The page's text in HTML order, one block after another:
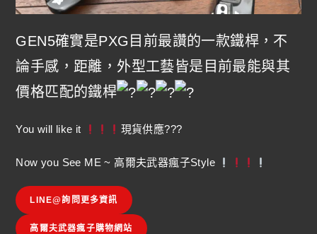
GEN5確實是PXG目前最讚的一款鐵桿，不
論手感，距離，外型工藝皆是目前最能與其
價格匹配的鐵桿
You will like it 現貨供應???
Now you See ME ~ 高爾夫武器瘋子Style
LINE@詢問更多資訊
高爾夫武器瘋子購物網站